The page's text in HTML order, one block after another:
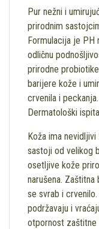
Pur nežni i
prirodnim
Formulacija je PH
odličnu
prirodne
barijere kože i
crvenila i
Dermatološki
Koža ima
sastoji od velikog
osetljive kože
narušena.
se svrab i
podržavaju i
otpornost zaštitne